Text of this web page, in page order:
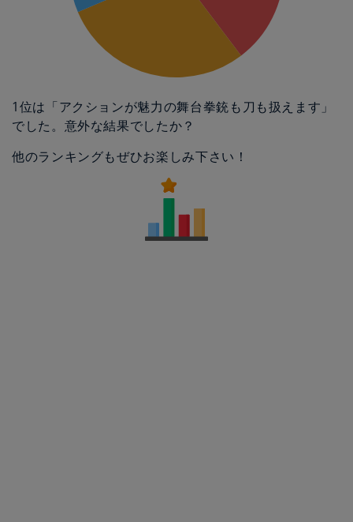
1位は「アクションが魅力の舞台拳銃も刀も扱えます」
でした。意外な結果でしたか？
他のランキングもぜひお楽しみ下さい！